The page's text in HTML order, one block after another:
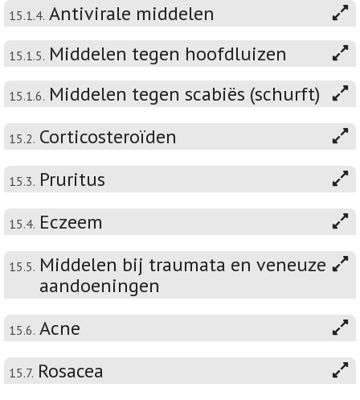
15.1.4. Antivirale middelen
15.1.5. Middelen tegen hoofdluizen
15.1.6. Middelen tegen scabiës (schurft)
15.2. Corticosteroïden
15.3. Pruritus
15.4. Eczeem
15.5. Middelen bij traumata en veneuze
aandoeningen
15.6. Acne
15.7. Rosacea